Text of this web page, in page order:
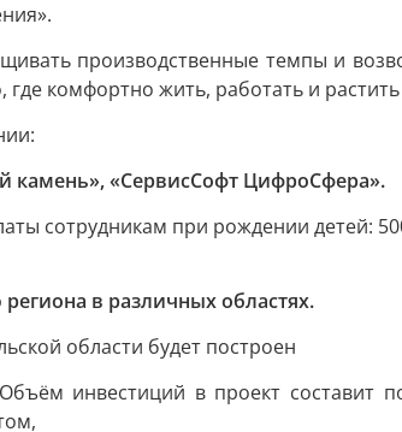
производственные темпы и
где комфортно жить, работать и
камень», «СервисСофт ЦифроСфера».
сотрудникам при рождении детей:
в различных областях.
области будет построен
инвестиций в проект